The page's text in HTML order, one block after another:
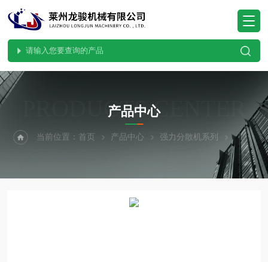
PRODUCTS CENTER
产品中心
当前位置：首页 产品中心 强力分散机系列 强力分